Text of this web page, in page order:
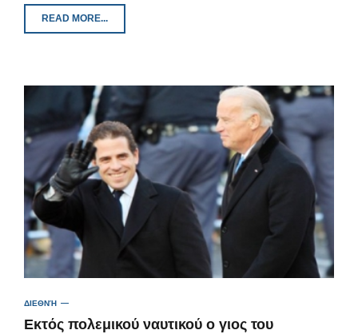
READ MORE...
ΔΙΕΘΝΉ
Εκτός πολεμικού ναυτικού ο γιος του